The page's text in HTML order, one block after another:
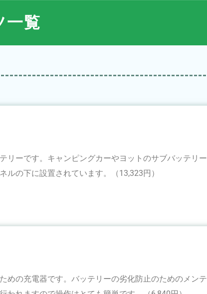
一覧
リーです。キャンピングカーやヨットのサブバッテリー
ルの下に設置されています。（13,323円）
めの充電器です。バッテリーの劣化防止のためのメンテ